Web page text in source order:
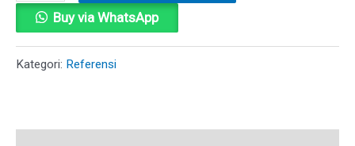
MAHIR
PIDATO
Buy via WhatsApp
Kategori: Referensi